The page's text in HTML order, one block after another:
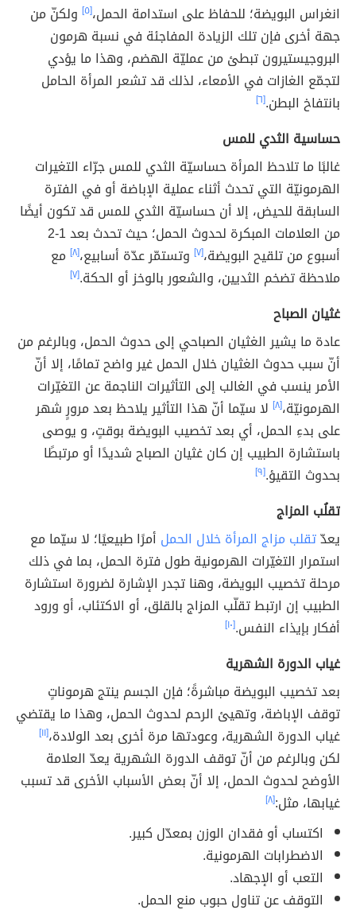
انغراس البويضة؛ للحفاظ على استدامة الحمل،[٥]
ولكنّ من
جهة أخرى فإن تلك الزيادة المفاجئة في نسبة هرمون
البروجيستيرون تبطئ من عمليّة الهضم، وهذا ما يؤدي
لتجمّع الغازات في الأمعاء، لذلك قد تشعر المرأة الحامل
بانتفاخ البطن.[٦]
حساسية الثدي للمس
غالبًا ما تلاحظ المرأة حساسيّة الثدي للمس جرّاء التغيرات
الهرمونيّة التي تحدث أثناء عملية الإباضة أو في الفترة
السابقة للحيض، إلا أن حساسيّة الثدي للمس قد تكون أيضًا
من العلامات المبكرة لحدوث الحمل؛ حيث تحدث بعد 1-2
أسبوع من تلقيح البويضة،[٧] وتستمّر عدّة أسابيع،[٨]
مع
ملاحظة تضخم الثديين، والشعور بالوخز أو الحكة.[٧]
غثيان الصباح
عادة ما يشير الغثيان الصباحي إلى حدوث الحمل، وبالرغم من
أنّ سبب حدوث الغثيان خلال الحمل غير واضح تمامًا، إلا أنّ
الأمر ينسب في الغالب إلى التأثيرات الناجمة عن التغيّرات
الهرمونيّة،[٨]
لا سيّما أنّ هذا التأثير يلاحظ بعد مرورٍ شهر
على بدءِ الحمل، أي بعد تخصيب البويضة بوقتٍ، و يوصى
باستشارة الطبيب إن كان غثيان الصباح شديدًا أو مرتبطًا
بحدوث التقيؤ.[٩]
تقلُب المزاج
يعدّتقلب مزاج المرأة خلال الحمل أمرًا طبيعيًا؛ لا سيّما مع
استمرار التغيّرات الهرمونية طول فترة الحمل، بما في ذلك
مرحلة تخصيب البويضة، وهنا تجدر الإشارة لضرورة استشارة
الطبيب إن ارتبط تقلّب المزاج بالقلق، أو الاكتئاب، أو ورود
أفكار بإيذاء النفس.[١٠]
غياب الدورة الشهرية
بعد تخصيب البويضة مباشرةً؛ فإن الجسم ينتج هرموناتٍ
توقف الإباضة، وتهيئ الرحم لحدوث الحمل، وهذا ما يقتضي
غياب الدورة الشهرية، وعودتها مرة أخرى بعد الولادة،[١١]
لكن وبالرغم من أنّ توقف الدورة الشهرية يعدّ العلامة
الأوضح لحدوث الحمل، إلا أنّ بعض الأسباب الأخرى قد تسبب
غيابها، مثل:[٨]
اكتساب أو فقدان الوزن بمعدّل كبير.
الاضطرابات الهرمونية.
التعب أو الإجهاد.
التوقف عن تناول حبوب منع الحمل.